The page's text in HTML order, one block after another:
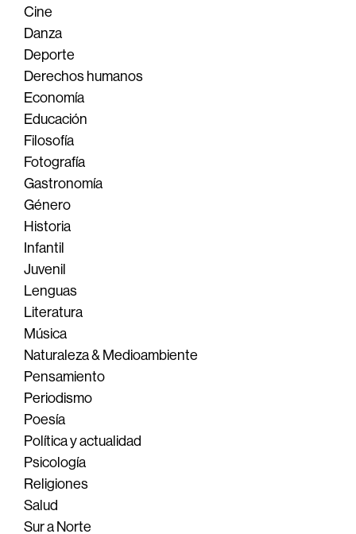
Cine
Danza
Deporte
Derechos humanos
Economía
Educación
Filosofía
Fotografía
Gastronomía
Género
Historia
Infantil
Juvenil
Lenguas
Literatura
Música
Naturaleza & Medioambiente
Pensamiento
Periodismo
Poesía
Política y actualidad
Psicología
Religiones
Salud
Sur a Norte